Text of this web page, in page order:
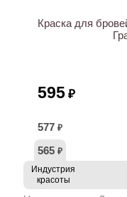
Краска для
595 ₽
577 ₽
565 ₽
Индустрия
красоты